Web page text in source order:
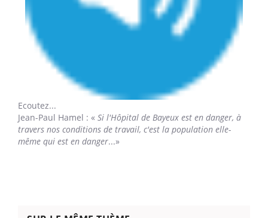
Ecoutez...
Jean-Paul Hamel : « Si l'Hôpital de Bayeux est en danger, à
travers nos conditions de travail, c'est la population elle-
même qui est en danger...»